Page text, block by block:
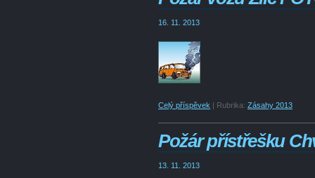
16. 11. 2013
Celý příspěvek | Rubrika: Zásahy 2013
Požár přístřešku
13. 11. 2013